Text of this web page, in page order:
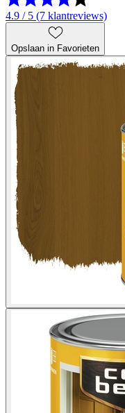
4.9 / 5 (7 klantreviews)
Opslaan in Favorieten